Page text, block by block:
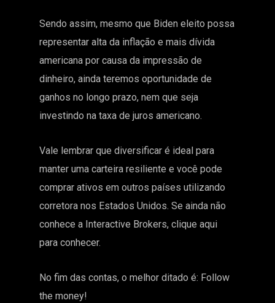
Sendo assim, mesmo que Biden eleito possa
representar alta da inflação e mais dívida
americana por causa da impressão de
dinheiro, ainda teremos oportunidade de
ganhos no longo prazo, nem que seja
investindo na taxa de juros americano.
Vale lembrar que diversificar é ideal para
manter uma carteira resiliente e você pode
comprar ativos em outros países utilizando
corretora nos Estados Unidos. Se ainda não
conhece a Interactive Brokers, clique aqui
para conhecer.
No fim das contas, o melhor ditado é: Follow
the money!